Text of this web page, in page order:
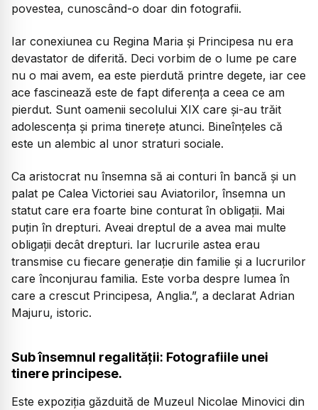
povestea, cunoscând-o doar din fotografii.
Iar conexiunea cu Regina Maria și Principesa nu era
devastator de diferită. Deci vorbim de o lume pe care
nu o mai avem, ea este pierdută printre degete, iar cee
ace fascinează este de fapt diferența a ceea ce am
pierdut. Sunt oamenii secolului XIX care și-au trăit
adolescența și prima tinerețe atunci. Bineînțeles că
este un alembic al unor straturi sociale.
Ca aristocrat nu însemna să ai conturi în bancă și un
palat pe Calea Victoriei sau Aviatorilor, însemna un
statut care era foarte bine conturat în obligații. Mai
puțin în drepturi. Aveai dreptul de a avea mai multe
obligații decât drepturi. Iar lucrurile astea erau
transmise cu fiecare generație din familie și a lucrurilor
care înconjurau familia. Este vorba despre lumea în
care a crescut Principesa, Anglia.”, a declarat Adrian
Majuru, istoric.
Sub însemnul regalității: Fotografiile unei
tinere principese.
Este expoziția găzduită de Muzeul Nicolae Minovici din